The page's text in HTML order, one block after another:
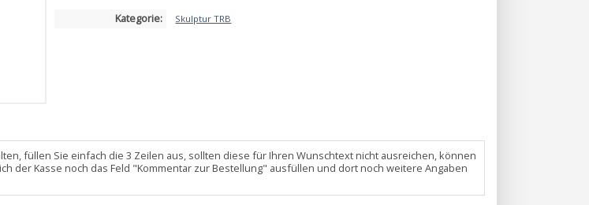
Kategorie: Skulptur TRB
füllen Sie einfach die 3 Zeilen aus, sollten diese für Ihren Wunschtext nicht ausreichen, können
der Kasse noch das Feld "Kommentar zur Bestellung" ausfüllen und dort noch weitere Angaben